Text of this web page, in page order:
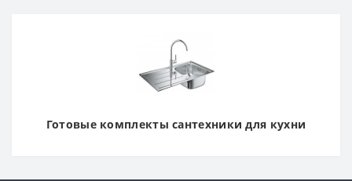
Готовые комплекты сантехники для кухни